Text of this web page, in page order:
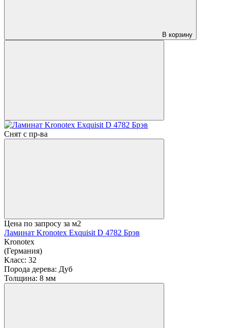
В корзину
Снят с пр-ва
Цена по запросу за м2
Ламинат Kronotex Exquisit D 4782 Брэв
Kronotex
(Германия)
Класс: 32
Порода дерева: Дуб
Толщина: 8 мм